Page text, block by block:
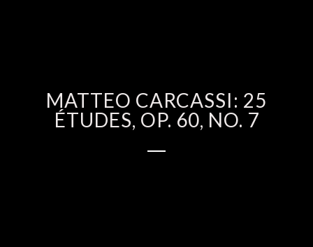
MATTEO CARCASSI: 25
ÉTUDES, OP. 60, NO. 7